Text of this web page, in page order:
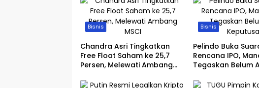
Bisnis
Chandra Asri Tingkatkan
Free Float Saham ke 25,7
Persen, Melewati Ambang
Bisnis
Pelindo Buka
Rencana IPO,
Tegaskan Belum